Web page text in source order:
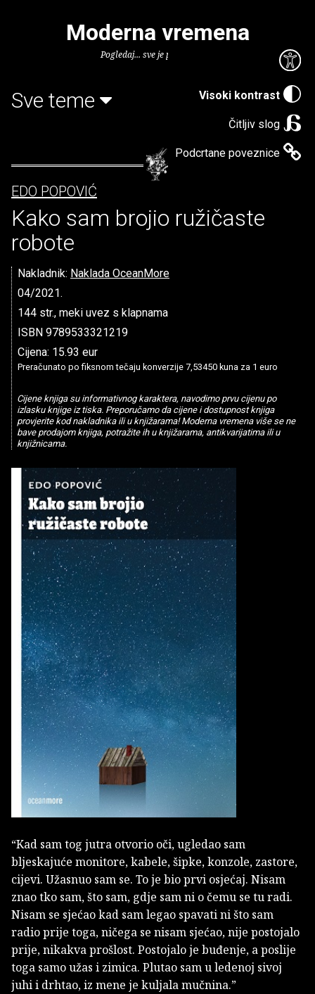
Visoki kontrast
Čitljiv slog
Podcrtane poveznice
Moderna vremena
Pogledaj... sve je puno knjiga.
Sve teme
EDO POPOVIĆ
Kako sam brojio ružičaste
robote
Nakladnik: Naklada OceanMore
04/2021.
144 str., meki uvez s klapnama
ISBN 9789533321219
Cijena: 15.93 eur
Preračunato po fiksnom tečaju konverzije 7,53450 kuna za 1 euro
Cijene knjiga su informativnog karaktera, navodimo prvu cijenu po
izlasku knjige iz tiska. Preporučamo da cijene i dostupnost knjiga
provjerite kod nakladnika ili u knjižarama! Moderna vremena više se ne
bave prodajom knjiga, potražite ih u knjižarama, antikvarijatima ili u
knjižnicama.
“Kad sam tog jutra otvorio oči, ugledao sam
bljeskajuće monitore, kabele, šipke, konzole, zastore,
cijevi. Užasnuo sam se. To je bio prvi osjećaj. Nisam
znao tko sam, što sam, gdje sam ni o čemu se tu radi.
Nisam se sjećao kad sam legao spavati ni što sam
radio prije toga, ničega se nisam sjećao, nije postojalo
prije, nikakva prošlost. Postojalo je buđenje, a poslije
toga samo užas i zimica. Plutao sam u ledenoj sivoj
juhi i drhtao, iz mene je kuljala mučnina.”